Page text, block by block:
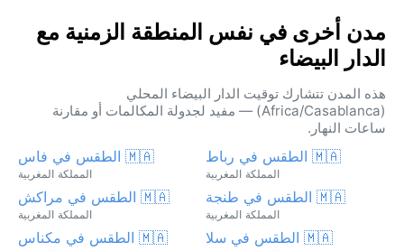
مدن أخرى في نفس المنطقة الزمنية مع
الدار البيضاء
هذه المدن تتشارك توقيت الدار البيضاء المحلي
(Africa/Casablanca) — مفيد لجدولة المكالمات أو مقارنة
ساعات النهار.
🇲🇦 الطقس في رباط
المملكة المغربية
🇲🇦 الطقس في فاس
المملكة المغربية
🇲🇦 الطقس في طنجة
المملكة المغربية
🇲🇦 الطقس في مراكش
المملكة المغربية
🇲🇦 الطقس في سلا 🇲🇦 الطقس في مكناس